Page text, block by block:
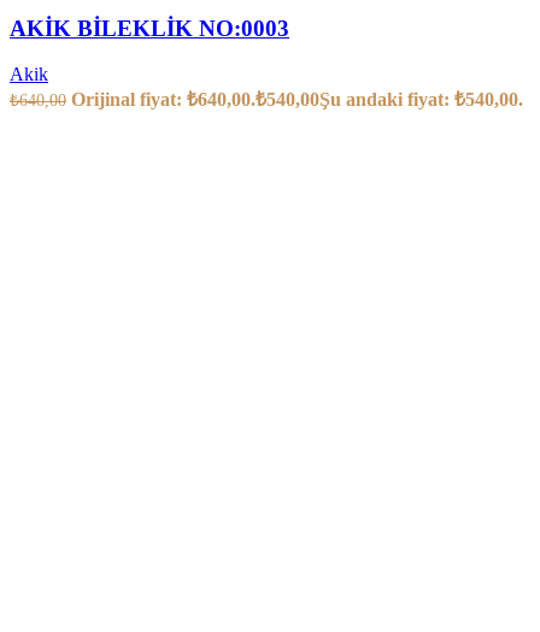
AKİK BİLEKLİK NO:0003
Akik
₺640,00 Orijinal fiyat: ₺640,00.₺540,00Şu andaki fiyat: ₺540,00.